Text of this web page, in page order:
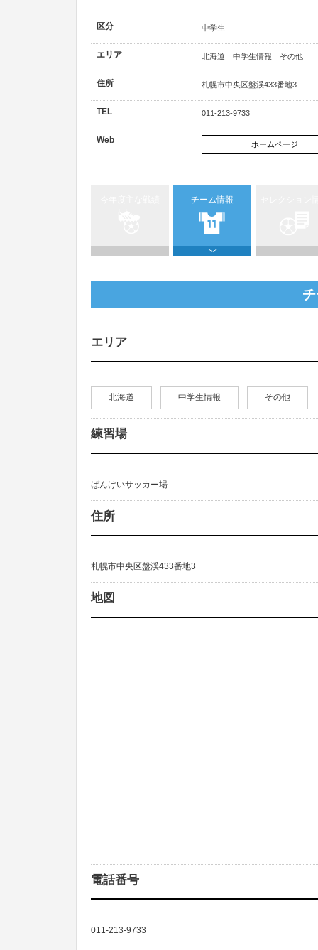
区分 中学生
エリア 北海道 中学生情報 その他
住所 札幌市中央区盤渓433番地3
TEL 011-213-9733
Web ホームページ
チーム情報
エリア
北海道 中学生情報 その他
練習場
ばんけいサッカー場
住所
札幌市中央区盤渓433番地3
地図
電話番号
011-213-9733